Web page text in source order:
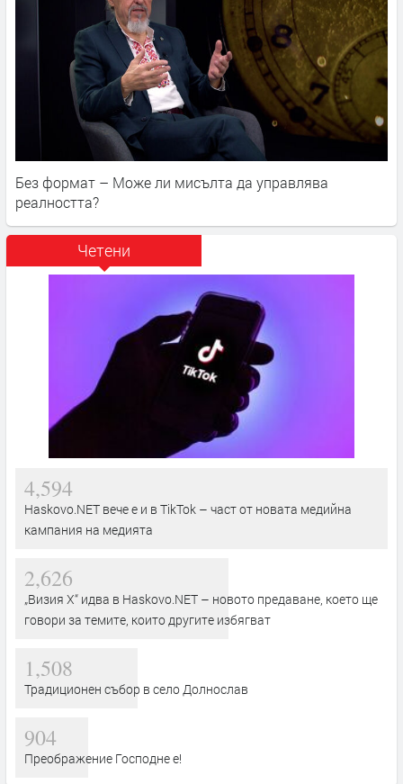
Без формат – Може ли мисълта да управлява
реалността?
Четени
4,594
Haskovo.NET вече е и в TikTok – част от новата медийна
кампания на медията
2,626
„Визия Х“ идва в Haskovo.NET – новото предаване, което ще
говори за темите, които другите избягват
1,508
Традиционен събор в село Долнослав
904
Преображение Господне е!